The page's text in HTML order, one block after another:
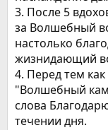
3. После 5
за Волшебный
настолько
жизнидающий
4. Перед тем
"Волшебный
слова
течении дня.